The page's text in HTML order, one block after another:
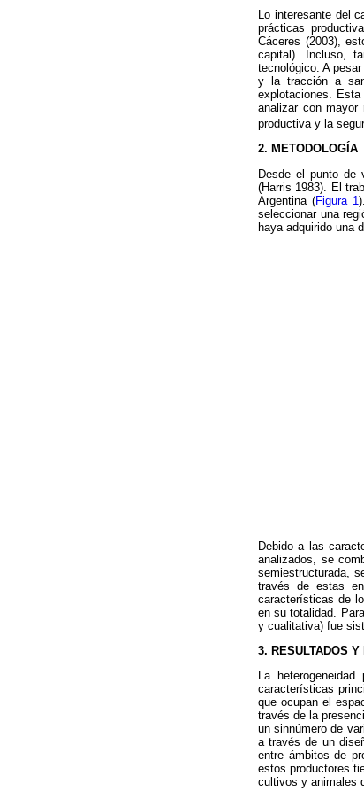
Lo interesante del
prácticas
Cáceres (2003),
capital). Incluso,
tecnológico. A
y la tracción a
explotaciones. Esta
analizar con mayor
productiva y la
2. METODOLOGÍA
Desde el punto de
(Harris 1983). El
Argentina (Figura 1
seleccionar una
haya adquirido una
Debido a las
analizados, se
semiestructurada,
través de estas
características de
en su totalidad.
y cualitativa) fue
3. RESULTADOS Y
La
características
que ocupan el
través de la
un sinnúmero de
a través de un
entre ámbitos de
estos productores
cultivos y animales